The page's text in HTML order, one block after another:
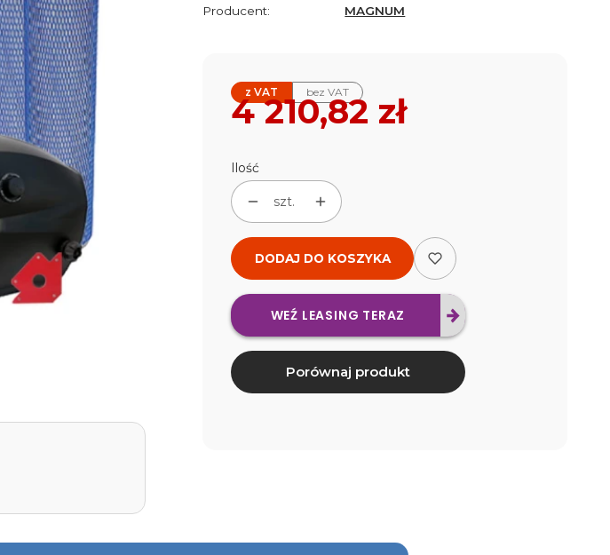
Producent:
MAGNUM
z VAT bez VAT
Cena
4 210,82 zł
Ilość
szt.
DODAJ DO KOSZYKA
WEŹ LEASING TERAZ
Porównaj produkt